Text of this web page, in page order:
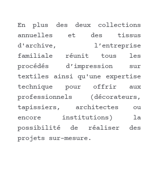
En plus des deux collections
annuelles et des tissus
d'archive, l’entreprise
familiale réunit tous les
procédés d’impression sur
textiles ainsi qu'une expertise
technique pour offrir aux
professionnels (décorateurs,
tapissiers, architectes ou
encore institutions) la
possibilité de réaliser des
projets sur-mesure.